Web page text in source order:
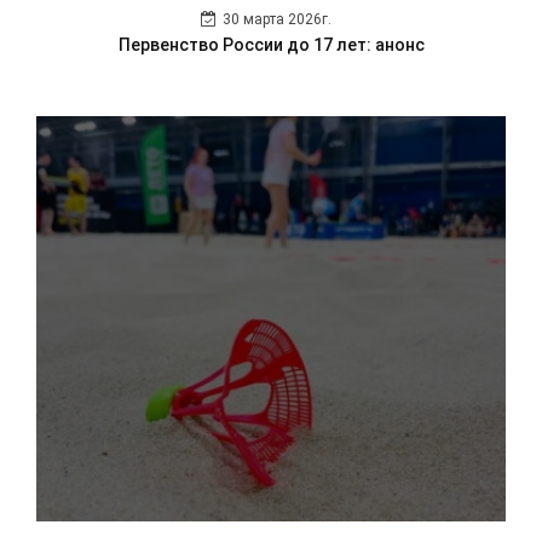
30 марта 2026г.
Первенство России до 17 лет: анонс